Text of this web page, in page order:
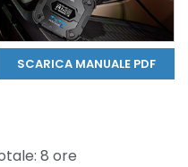
SCARICA MANUALE PDF
8 ore